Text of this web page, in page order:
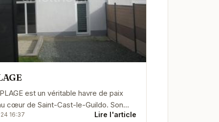
est un véritable havre de paix
cœur de Saint-Cast-le-Guildo. Son
privilégié vous permettra de
16:37 Lire l'article